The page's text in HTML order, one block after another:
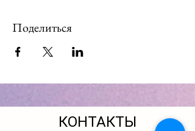
Поделиться
КОНТАКТЫ